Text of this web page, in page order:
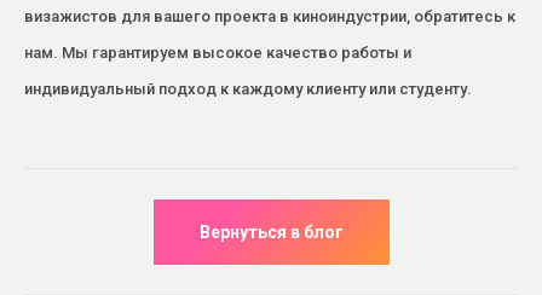
визажистов для вашего проекта в киноиндустрии, обратитесь к
нам. Мы гарантируем высокое качество работы и
индивидуальный подход к каждому клиенту или студенту.